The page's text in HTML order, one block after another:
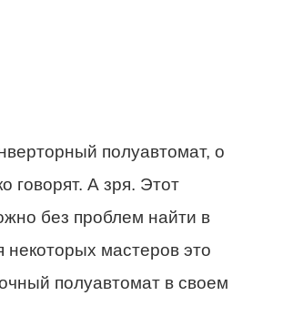
полуавтомат, о
говорят. А зря. Этот
без проблем найти в
некоторых мастеров это
полуавтомат в своем